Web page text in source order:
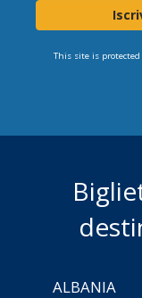
This site is protected
ALBANIA